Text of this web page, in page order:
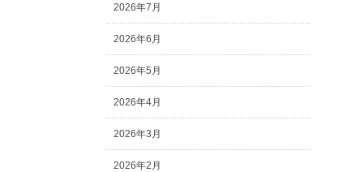
2026年7月
2026年6月
2026年5月
2026年4月
2026年3月
2026年2月